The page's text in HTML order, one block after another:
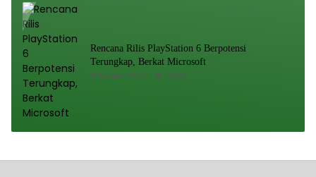
Rencana Rilis PlayStation 6 Berpotensi
Terungkap, Berkat Microsoft
17 Maret 2023 4092